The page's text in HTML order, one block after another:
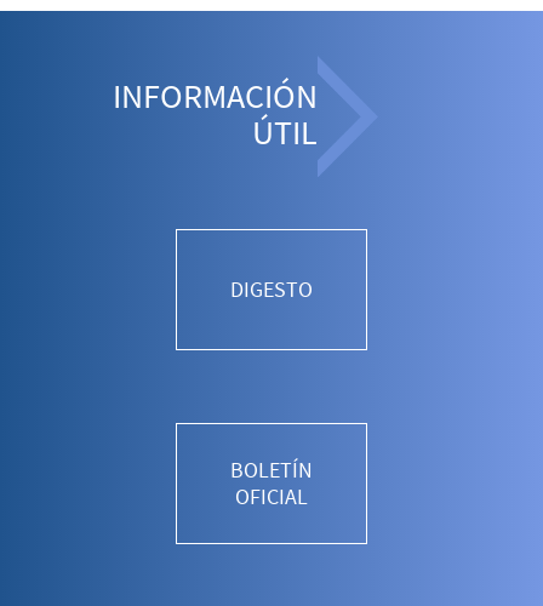
INFORMACIÓN
ÚTIL
DIGESTO
BOLETÍN
OFICIAL